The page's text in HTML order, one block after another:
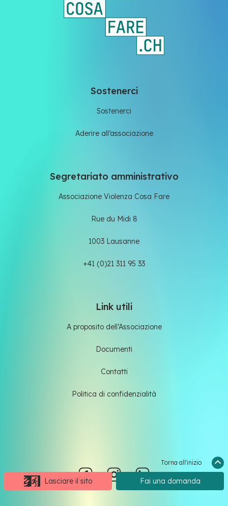
Lasciare il sito Fai una domanda
Torna all'inizio
Sostenerci
Sostenerci
Aderire all’associazione
Segretariato amministrativo
Associazione Violenza Cosa Fare
Rue du Midi 8
1003 Lausanne
+41 (0)21 311 95 33
Link utili
A proposito dell’Associazione
Documenti
Contatti
Politica di confidenzialità